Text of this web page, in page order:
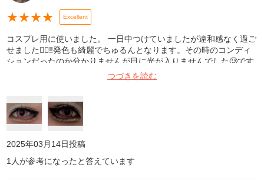
★★★★ Excellent
コスプレ用に使いました。 一日中つけていましたが違和感なく過ご
せました🙆‍♀️‼️発色も綺麗でちゅるんとなります。その時のコンディ
ションだったのか分かりませんが目に光が入りませんでした🥲です
がいい商品だったのでリピート確定です❕ 1枚目室内光スマホ外カメ
撮影目の加工ありカラコン加工なし 2枚目室内光無加工スマホ内カ
つづきを読む
2025年03月14日投稿
1 人が参考になったと答えています